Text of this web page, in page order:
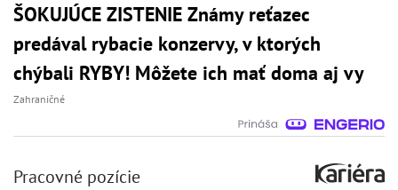
ŠOKUJÚCE ZISTENIE Známy reťazec
predával rybacie konzervy, v ktorých
chýbali RYBY! Môžete ich mať doma aj vy
Zahraničné
Pracovné pozície